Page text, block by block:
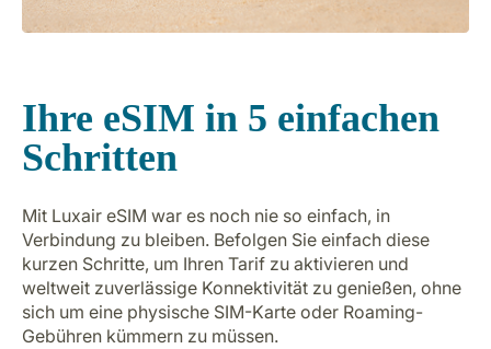
Ihre eSIM in 5 einfachen
Schritten
Mit Luxair eSIM war es noch nie so einfach, in
Verbindung zu bleiben. Befolgen Sie einfach diese
kurzen Schritte, um Ihren Tarif zu aktivieren und
weltweit zuverlässige Konnektivität zu genießen, ohne
sich um eine physische SIM-Karte oder Roaming-
Gebühren kümmern zu müssen.